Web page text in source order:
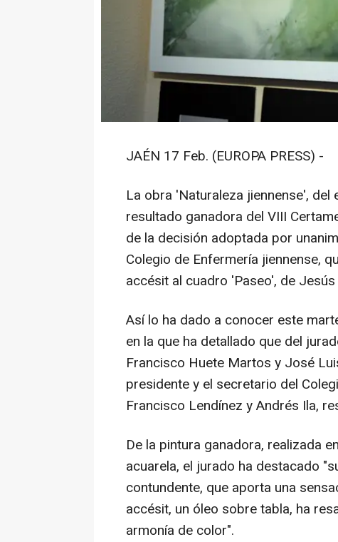
JAÉN 17 Feb. (EUROPA PRESS) -
La obra 'Naturaleza jiennense',
resultado ganadora del VIII
de la decisión adoptada por
Colegio de Enfermería jiennense,
accésit al cuadro 'Paseo', de
Así lo ha dado a conocer este
en la que ha detallado que del
Francisco Huete Martos y José
presidente y el secretario del
Francisco Lendínez y Andrés Ila,
De la pintura ganadora, realizada
acuarela, el jurado ha destacado
contundente, que aporta una
accésit, un óleo sobre tabla, ha
armonía de color".